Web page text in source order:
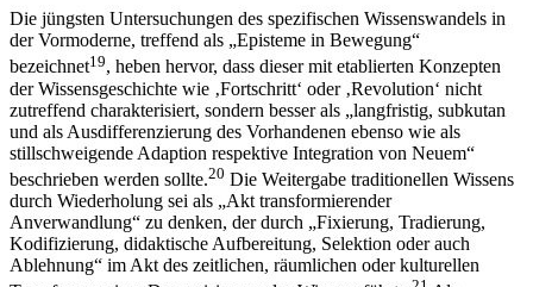
Die jüngsten Untersuchungen des spezifischen Wissenswandels in
der Vormoderne, treffend als „Episteme in Bewegung“
bezeichnet19, heben hervor, dass dieser mit etablierten Konzepten
der Wissensgeschichte wie ‚Fortschritt‘ oder ‚Revolution‘ nicht
zutreffend charakterisiert, sondern besser als „langfristig, subkutan
und als Ausdifferenzierung des Vorhandenen ebenso wie als
stillschweigende Adaption respektive Integration von Neuem“
beschrieben werden sollte.20 Die Weitergabe traditionellen Wissens
durch Wiederholung sei als „Akt transformierender
Anverwandlung“ zu denken, der durch „Fixierung, Tradierung,
Kodifizierung, didaktische Aufbereitung, Selektion oder auch
Ablehnung“ im Akt des zeitlichen, räumlichen oder kulturellen